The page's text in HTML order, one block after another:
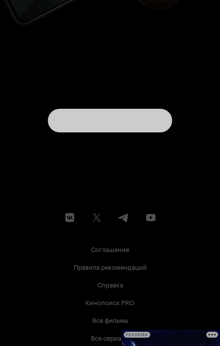
Соглашение
Правила рекомендаций
Справка
Кинопоиск PRO
Все фильмы
Все сериалыРЕКЛАМА